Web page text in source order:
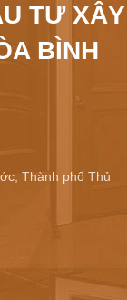
TƯ XÂY
BÌNH
Thành phố Thủ